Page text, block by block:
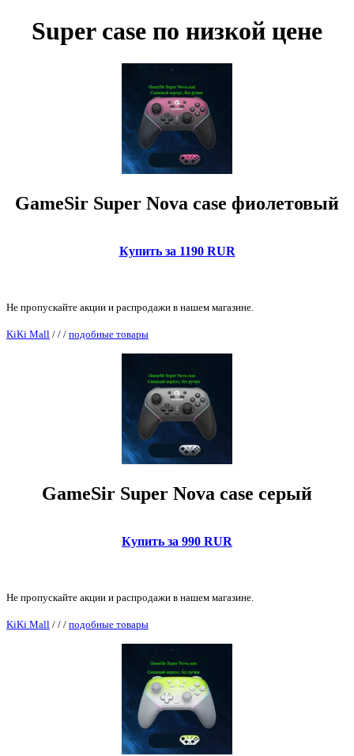
Super case по низкой цене
GameSir Super Nova case фиолетовый
Купить за 1190 RUR
Не пропускайте акции и распродажи в нашем магазине.
KiKi Mall / / / подобные товары
GameSir Super Nova case серый
Купить за 990 RUR
Не пропускайте акции и распродажи в нашем магазине.
KiKi Mall / / / подобные товары